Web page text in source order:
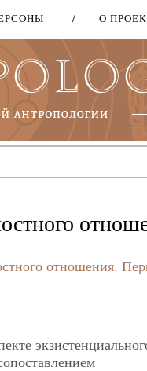
О
отношения.